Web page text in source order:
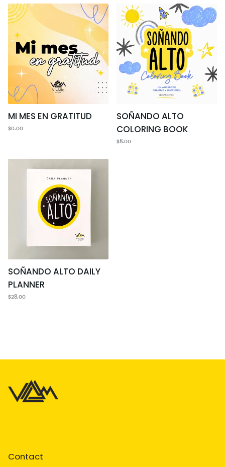
MI
MES
EN
GRATITUD
MI MES EN GRATITUD
$0.00
SOÑANDO
ALTO
COLORING
BOOK
SOÑANDO ALTO
COLORING BOOK
$8.00
PLANNER
SOÑANDO ALTO DAILY
PLANNER
$28.00
Contact